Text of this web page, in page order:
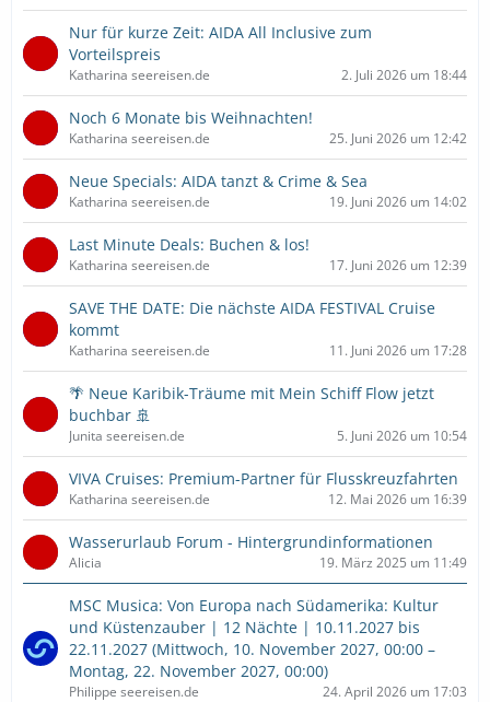
Nur für kurze Zeit: AIDA All Inclusive zum
Vorteilspreis
Katharina seereisen.de 2. Juli 2026 um 18:44
Noch 6 Monate bis Weihnachten!
Katharina seereisen.de 25. Juni 2026 um 12:42
Neue Specials: AIDA tanzt & Crime & Sea
Katharina seereisen.de 19. Juni 2026 um 14:02
Last Minute Deals: Buchen & los!
Katharina seereisen.de 17. Juni 2026 um 12:39
SAVE THE DATE: Die nächste AIDA FESTIVAL Cruise
kommt
Katharina seereisen.de 11. Juni 2026 um 17:28
🌴 Neue Karibik-Träume mit Mein Schiff Flow jetzt
buchbar 🚢
Junita seereisen.de 5. Juni 2026 um 10:54
VIVA Cruises: Premium-Partner für Flusskreuzfahrten
Katharina seereisen.de 12. Mai 2026 um 16:39
Wasserurlaub Forum - Hintergrundinformationen
Alicia 19. März 2025 um 11:49
MSC Musica: Von Europa nach Südamerika: Kultur
und Küstenzauber | 12 Nächte | 10.11.2027 bis
22.11.2027 (Mittwoch, 10. November 2027, 00:00 –
Montag, 22. November 2027, 00:00)
Philippe seereisen.de 24. April 2026 um 17:03